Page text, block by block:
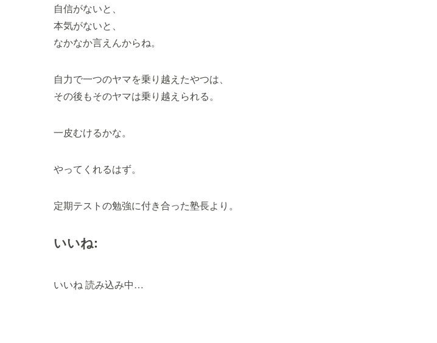
自信がないと、
本気がないと、
なかなか言えんからね。
自力で一つのヤマを乗り越えたやつは、
その後もそのヤマは乗り越えられる。
一皮むけるかな。
やってくれるはず。
定期テストの勉強に付き合った塾長より。
いいね:
いいね読み込み中…